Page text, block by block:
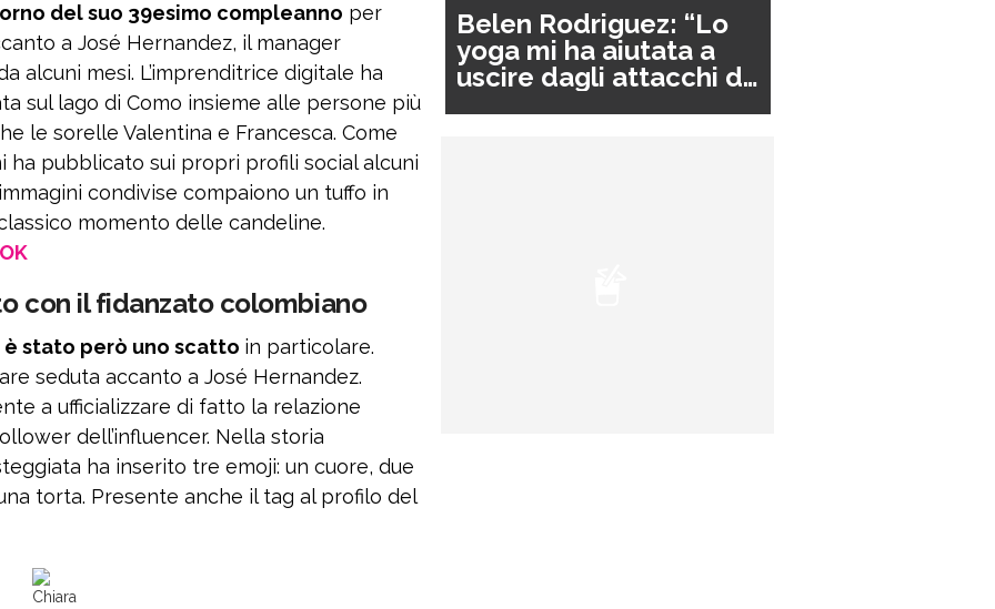
del suo 39esimo compleanno per
a José Hernandez, il manager
alcuni mesi. L’imprenditrice digitale ha
sul lago di Como insieme alle persone più
le sorelle Valentina e Francesca. Come
ha pubblicato sui propri profili social alcuni
condivise compaiono un tuffo in
momento delle candeline.
con il fidanzato colombiano
stato però uno scatto in particolare.
seduta accanto a José Hernandez.
a ufficializzare di fatto la relazione
dell’influencer. Nella storia
ha inserito tre emoji: un cuore, due
torta. Presente anche il tag al profilo del
Chiara
Belen Rodriguez: “Lo
yoga mi ha aiutata a
uscire dagli attacchi di